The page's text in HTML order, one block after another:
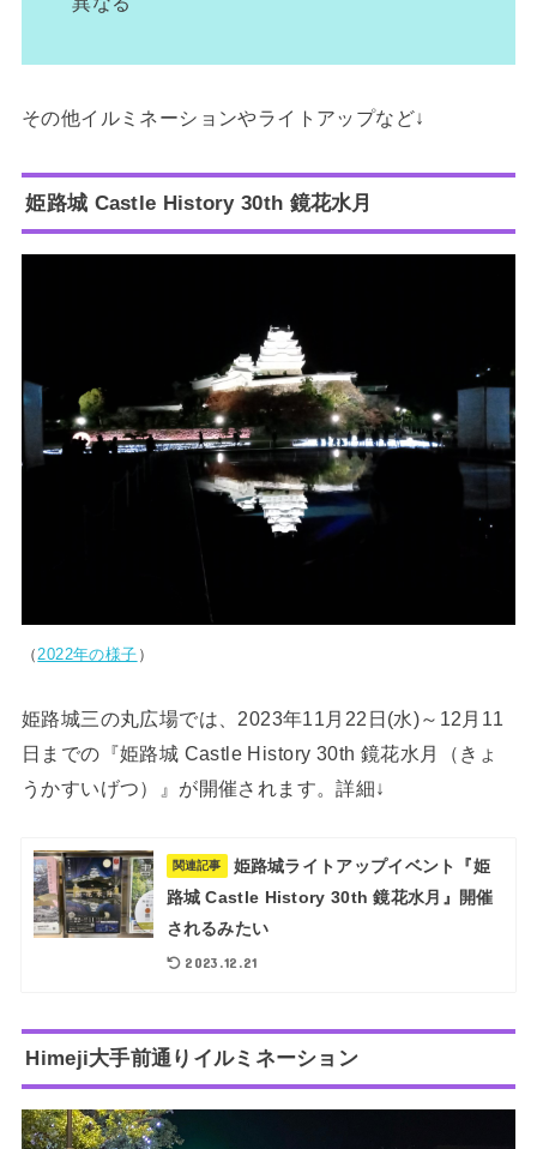
その他イルミネーションやライトアップなど↓
姫路城 Castle History 30th 鏡花水月
（ 2022年の様子 ）
姫路城三の丸広場では、2023年11月22日(水)～12月11
日までの『姫路城 Castle History 30th 鏡花水月（きょ
うかすいげつ）』が開催されます。詳細↓
関連記事
姫路城ライトアップイベント『姫
路城 Castle History 30th 鏡花水月』開催
されるみたい
2023.12.21
Himeji大手前通りイルミネーション